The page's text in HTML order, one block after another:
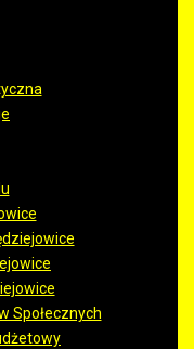
Społecznych